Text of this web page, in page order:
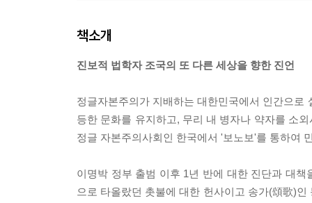
책소개
진보적 법학자 조국의 또 다른 세상을 향한 진언
정글자본주의가 지배하는 대한민국에서 인간으
등한 문화를 유지하고, 무리 내 병자나 약자를 소
정글 자본주의사회인 한국에서 '보노보'를 통하여
이명박 정부 출범 이후 1년 반에 대한 진단과 대
으로 타올랐던 촛불에 대한 헌사이고 송가(頌歌)